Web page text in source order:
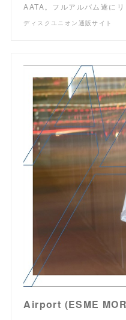
AATA。フルアルバム遂に
ディスクユニオン通販サイト